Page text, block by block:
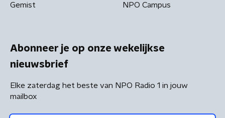
Gemist NPO Campus
Abonneer je op onze wekelijkse
nieuwsbrief
Elke zaterdag het beste van NPO Radio 1 in jouw
mailbox